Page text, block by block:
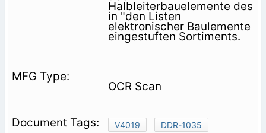
Halbleiterbauelemente des
in "den Listen
elektronischer Baulemente
eingestuften Sortiments.
OCR Scan
V4019
DDR-1035